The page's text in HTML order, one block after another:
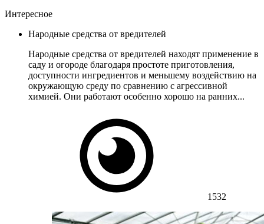
Интересное
Народные средства от вредителей
Народные средства от вредителей находят применение в
саду и огороде благодаря простоте приготовления,
доступности ингредиентов и меньшему воздействию на
окружающую среду по сравнению с агрессивной
химией. Они работают особенно хорошо на ранних...
1532